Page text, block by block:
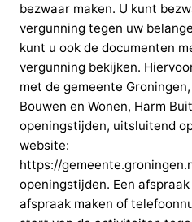
bezwaar maken. U kunt
vergunning tegen uw
kunt u ook de documenten
vergunning bekijken.
met de gemeente
Bouwen en Wonen, Harm
openingstijden, uitsluitend
website:
https://
openingstijden. Een
afspraak maken of